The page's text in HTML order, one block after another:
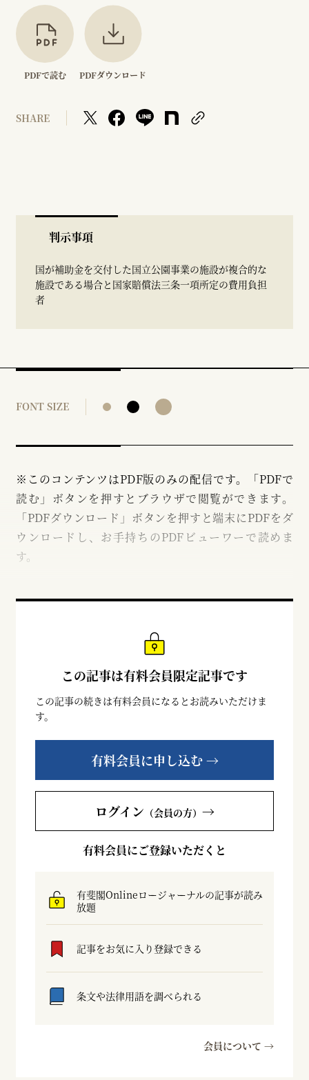
PDFで読む PDFダウンロード
SHARE
判示事項
国が補助金を交付した国立公園事業の施設が複合的な
施設である場合と国家賠償法三条一項所定の費用負担
者
FONT SIZE
※このコンテンツはPDF版のみの配信です。「PDFで
読む」ボタンを押すとブラウザで閲覧ができます。
「PDFダウンロード」ボタンを押すと端末にPDFをダ
ウンロードし、お手持ちのPDFビューワーで読めま
す。
この記事は有料会員限定記事です
この記事の続きは有料会員になるとお読みいただけま
す。
有料会員に申し込む →
ログイン （会員の方） →
有料会員にご登録いただくと
有斐閣Onlineロージャーナルの記事が読み
放題
記事をお気に入り登録できる
条文や法律用語を調べられる
会員について →